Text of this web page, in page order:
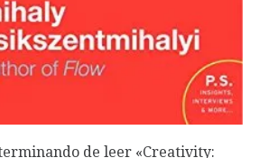
de leer «Creativity: